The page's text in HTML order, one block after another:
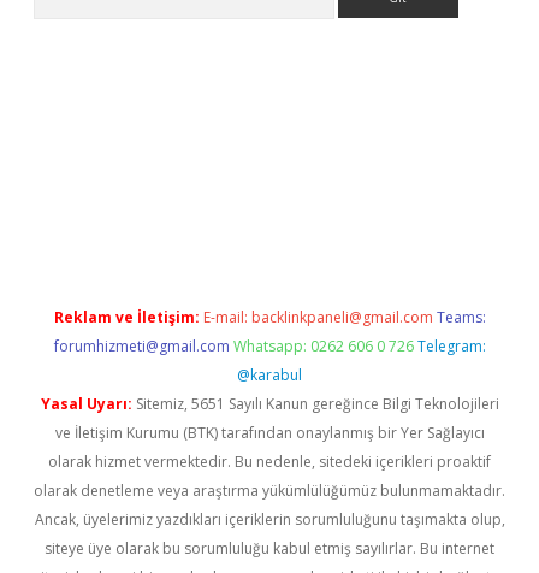
Reklam ve İletişim: E-mail: backlinkpaneli@gmail.com Teams:
forumhizmeti@gmail.com Whatsapp: 0262 606 0 726 Telegram:
@karabul
Yasal Uyarı: Sitemiz, 5651 Sayılı Kanun gereğince Bilgi Teknolojileri
ve İletişim Kurumu (BTK) tarafından onaylanmış bir Yer Sağlayıcı
olarak hizmet vermektedir. Bu nedenle, sitedeki içerikleri proaktif
olarak denetleme veya araştırma yükümlülüğümüz bulunmamaktadır.
Ancak, üyelerimiz yazdıkları içeriklerin sorumluluğunu taşımakta olup,
siteye üye olarak bu sorumluluğu kabul etmiş sayılırlar. Bu internet